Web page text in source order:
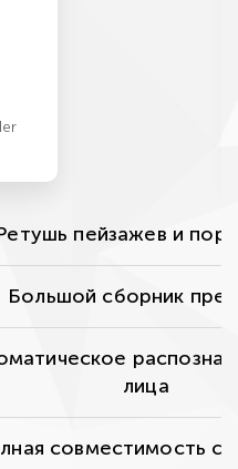
пейзажев и
Большой сборник
лица
совместимость с